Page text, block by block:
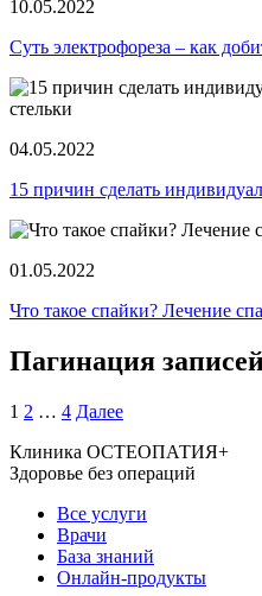
10.05.2022
Суть электрофореза ‒ как
04.05.2022
15 причин сделать
01.05.2022
Что такое спайки? Лечение
Пагинация
1 2 … 4 Далее
Клиника ОСТЕОПАТИЯ+
Здоровье без операций
Все услуги
Врачи
База знаний
Онлайн-продукты